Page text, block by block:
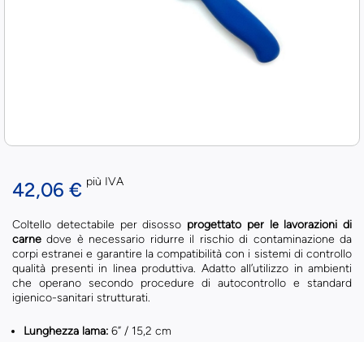
42,06 € più IVA
Coltello detectabile per disosso progettato per le lavorazioni di
carne dove è necessario ridurre il rischio di contaminazione da
corpi estranei e garantire la compatibilità con i sistemi di controllo
qualità presenti in linea produttiva. Adatto all’utilizzo in ambienti
che operano secondo procedure di autocontrollo e standard
igienico-sanitari strutturati.
Lunghezza lama: 6” / 15,2 cm